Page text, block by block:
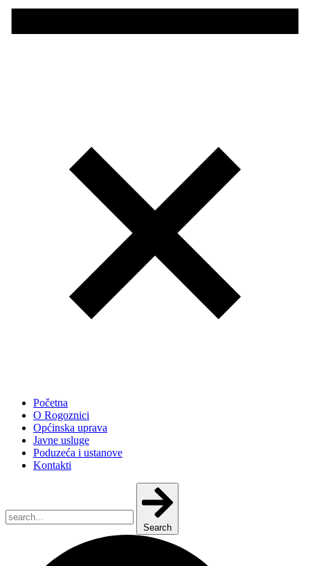
Početna
O Rogoznici
Općinska uprava
Javne usluge
Poduzeća i ustanove
Kontakti
Search